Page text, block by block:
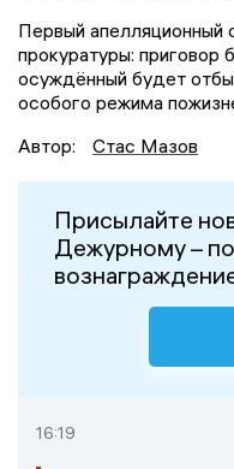
Первый
прокуратуры: приговор
осуждённый будет
особого режима
Автор:
Стас Мазов
Присылайте
Дежурному –
16:19